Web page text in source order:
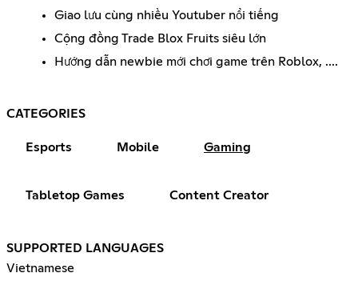
Giao lưu cùng nhiều Youtuber nổi tiếng
Cộng đồng Trade Blox Fruits siêu lớn
Hướng dẫn newbie mới chơi game trên Roblox, ....
CATEGORIES
Esports Mobile Gaming
Tabletop Games Content Creator
SUPPORTED LANGUAGES
Vietnamese